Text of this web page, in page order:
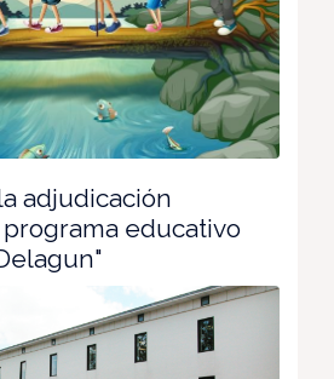
adjudicación
educativo